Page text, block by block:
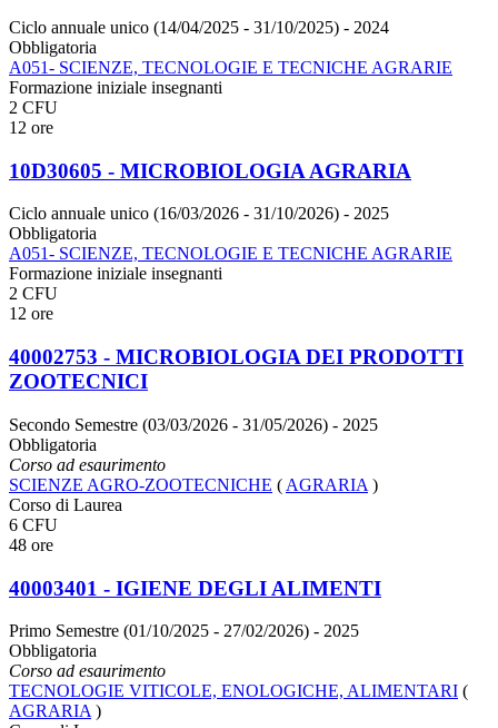
Ciclo annuale unico (14/04/2025 - 31/10/2025) - 2024
Obbligatoria
A051- SCIENZE, TECNOLOGIE E TECNICHE AGRARIE
Formazione iniziale insegnanti
2 CFU
12 ore
10D30605 - MICROBIOLOGIA AGRARIA
Ciclo annuale unico (16/03/2026 - 31/10/2026) - 2025
Obbligatoria
A051- SCIENZE, TECNOLOGIE E TECNICHE AGRARIE
Formazione iniziale insegnanti
2 CFU
12 ore
40002753 - MICROBIOLOGIA DEI PRODOTTI
ZOOTECNICI
Secondo Semestre (03/03/2026 - 31/05/2026) - 2025
Obbligatoria
Corso ad esaurimento
SCIENZE AGRO-ZOOTECNICHE ( AGRARIA )
Corso di Laurea
6 CFU
48 ore
40003401 - IGIENE DEGLI ALIMENTI
Primo Semestre (01/10/2025 - 27/02/2026) - 2025
Obbligatoria
Corso ad esaurimento
TECNOLOGIE VITICOLE, ENOLOGICHE, ALIMENTARI (
AGRARIA )